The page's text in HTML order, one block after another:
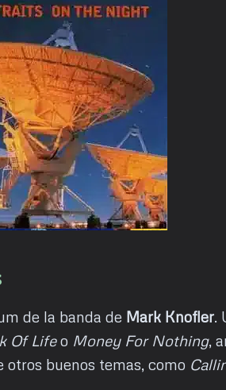
de la banda de Mark Knofler.
Of Lifeo Money For Nothing,
buenos temas, como